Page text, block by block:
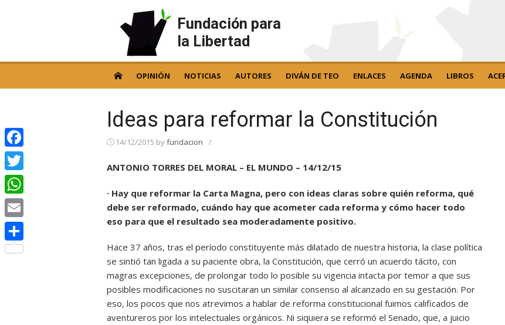
Fundación para
la Libertad
OPINIÓN NOTICIAS AUTORES DIVÁN DE TEO ENLACES AGENDA LIBROS
Ideas para reformar la Constitución
14/12/2015 byfundacion /
ANTONIO TORRES DEL MORAL – EL MUNDO – 14/12/15
· Hay que reformar la Carta Magna, pero con ideas claras sobre quién reforma, qué
debe ser reformado, cuándo hay que acometer cada reforma y cómo hacer todo
eso para que el resultado sea moderadamente positivo.
Hace 37 años, tras el período constituyente más dilatado de nuestra historia, la clase política
se sintió tan ligada a su paciente obra, la Constitución, que cerró un acuerdo tácito, con
magras excepciones, de prolongar todo lo posible su vigencia intacta por temor a que sus
posibles modificaciones no suscitaran un similar consenso al alcanzado en su gestación. Por
eso, los pocos que nos atrevimos a hablar de reforma constitucional fuimos calificados de
aventureros por los intelectuales orgánicos. Ni siquiera se reformó el Senado, que, a juicio
Facebook
Twitter
WhatsApp
Email
Compartir